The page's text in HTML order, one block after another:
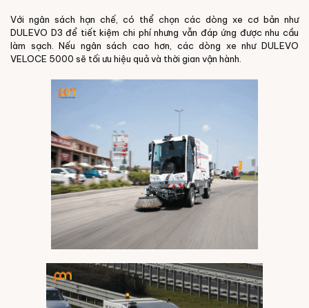
Với ngân sách hạn chế, có thể chọn các dòng xe cơ bản như
DULEVO D3 để tiết kiệm chi phí nhưng vẫn đáp ứng được nhu cầu
làm sạch. Nếu ngân sách cao hơn, các dòng xe như DULEVO
VELOCE 5000 sẽ tối ưu hiệu quả và thời gian vận hành.